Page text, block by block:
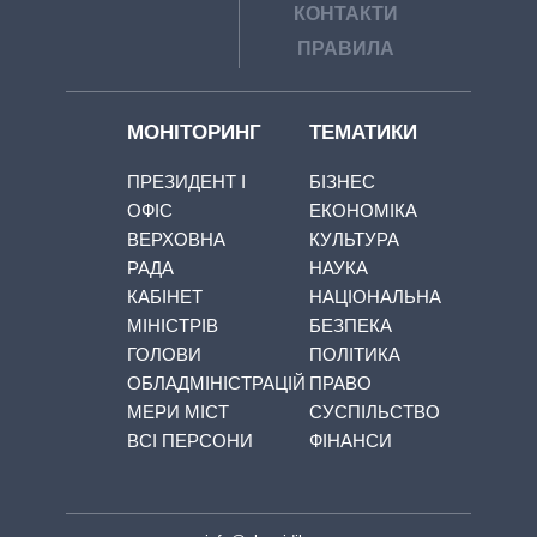
КОНТАКТИ
ПРАВИЛА
МОНІТОРИНГ
ПРЕЗИДЕНТ І
ОФІС
ВЕРХОВНА
РАДА
КАБІНЕТ
МІНІСТРІВ
ГОЛОВИ
ОБЛАДМІНІСТРАЦІЙ
МЕРИ МІСТ
ВСІ ПЕРСОНИ
ТЕМАТИКИ
БІЗНЕС
ЕКОНОМІКА
КУЛЬТУРА
НАУКА
НАЦІОНАЛЬНА
БЕЗПЕКА
ПОЛІТИКА
ПРАВО
СУСПІЛЬСТВО
ФІНАНСИ